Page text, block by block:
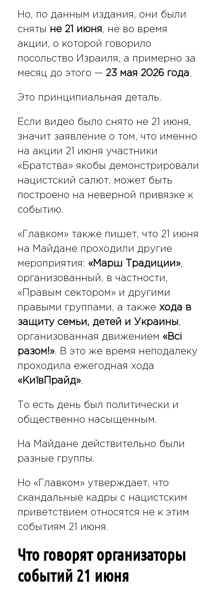
Но, по данным издания, они были
сняты не 21 июня, не во время
акции, о которой говорило
посольство Израиля, а примерно за
месяц до этого — 23 мая 2026 года.
Это принципиальная деталь.
Если видео было снято не 21 июня,
значит заявление о том, что именно
на акции 21 июня участники
«Братства» якобы демонстрировали
нацистский салют, может быть
построено на неверной привязке к
событию.
«Главком» также пишет, что 21 июня
на Майдане проходили другие
мероприятия: «Марш Традиции»,
организованный, в частности,
«Правым сектором» и другими
правыми группами, а также хода в
защиту семьи, детей и Украины,
организованная движением «Всі
разом!». В это же время неподалеку
проходила ежегодная хода
«КиївПрайд».
То есть день был политически и
общественно насыщенным.
На Майдане действительно были
разные группы.
Но «Главком» утверждает, что
скандальные кадры с нацистским
приветствием относятся не к этим
событиям 21 июня.
Что говорят организаторы
событий 21 июня